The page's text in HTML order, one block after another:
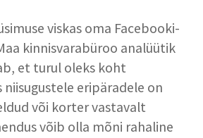
viskas oma Facebooki-
kinnisvarabüroo analüütik
et turul oleks koht
niisugustele eripäradele on
või korter vastavalt
võib olla mõni rahaline